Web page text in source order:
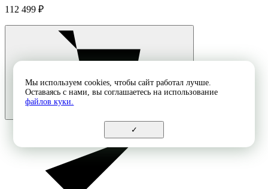
112 499 ₽
Мы используем cookies, чтобы сайт работал лучше.
Оставаясь с нами, вы соглашаетесь на использование
файлов куки.
✓